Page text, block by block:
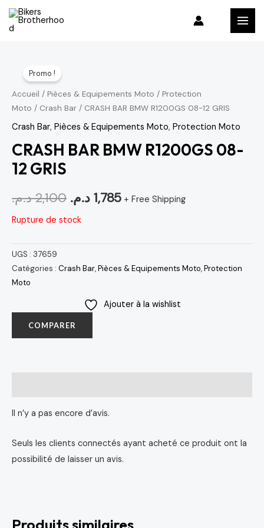
Aller
Promo !
Accueil / Pièces & Equipements Moto / Protection
Moto / Crash Bar / CRASH BAR BMW R1200GS 08-12 GRIS
Crash Bar, Pièces & Equipements Moto, Protection Moto
CRASH BAR BMW R1200GS 08-
12 GRIS
2,100 د.م.
prix
initial
était :
2,100 د.م..
1,785 د.م.
prix
actuel
1,785 د.م..
+ Free Shipping
Rupture de stock
UGS : 37659
Catégories : Crash Bar,Pièces & Equipements Moto,Protection
Moto
Ajouter à la wishlist
COMPARER
Il n’y a pas encore d’avis.
Seuls les clients connectés ayant acheté ce produit ont la
possibilité de laisser un avis.